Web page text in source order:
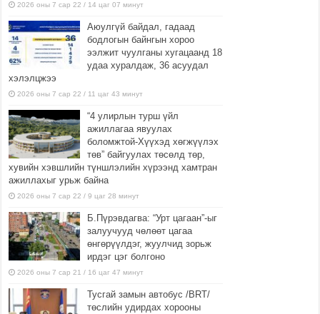
2026 оны 7 сар 22 / 14 цаг 07 минут
Аюулгүй байдал, гадаад
бодлогын байнгын хороо
ээлжит чуулганы хугацаанд 18
удаа хуралдаж, 36 асуудал
хэлэлцжээ
2026 оны 7 сар 22 / 11 цаг 43 минут
“4 улирлын турш үйл
ажиллагаа явуулах
боломжтой-Хүүхэд хөгжүүлэх
төв” байгуулах төсөлд төр,
хувийн хэвшлийн түншлэлийн хүрээнд хамтран
ажиллахыг урьж байна
2026 оны 7 сар 22 / 9 цаг 28 минут
Б.Пүрэвдагва: “Урт цагаан”-ыг
залуучууд чөлөөт цагаа
өнгөрүүлдэг, жуулчид зорьж
ирдэг цэг болгоно
2026 оны 7 сар 21 / 16 цаг 47 минут
Тусгай замын автобус /BRT/
төслийн удирдах хорооны